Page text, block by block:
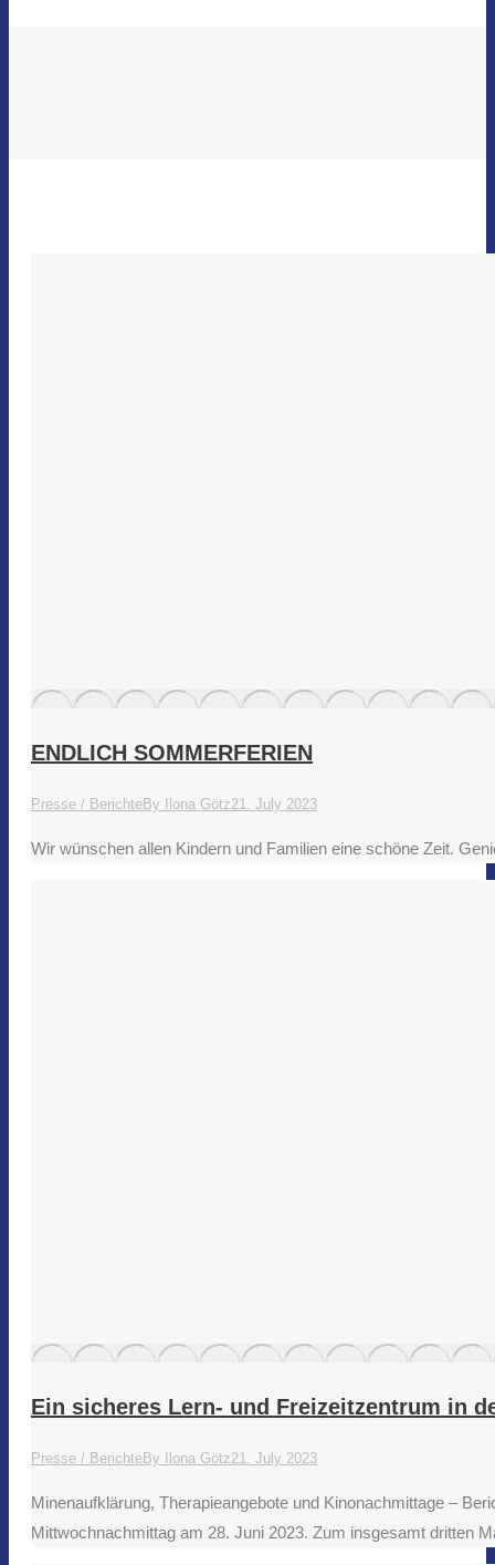
ENDLICH SOMMERFERIEN
Presse / BerichteBy Ilona Götz21. July 2023
Wir wünschen allen Kindern und Familien eine schöne Zeit.
Ein sicheres Lern- und Freizeitzentrum in
Presse / BerichteBy Ilona Götz21. July 2023
Minenaufklärung, Therapieangebote und Kinonachmittage –
Mittwochnachmittag am 28. Juni 2023. Zum insgesamt dritten